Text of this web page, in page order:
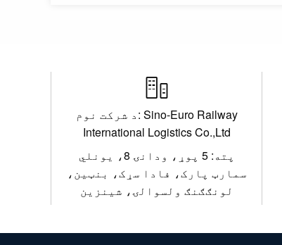

د شرکت نوم: Sino-Euro Railway
International Logistics Co.,Ltd
پته: 5 پوړ، ودانۍ 8، یونلي
سمارټ پارک، فادا سړک، بنټین،
لونګګنګ ولسوالۍ، شینزین